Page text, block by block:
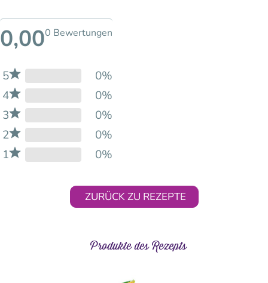
0,000 Bewertungen
5
0%
4
0%
3
0%
2
0%
1
0%
ZURÜCK ZU REZEPTE
Produkte des Rezepts